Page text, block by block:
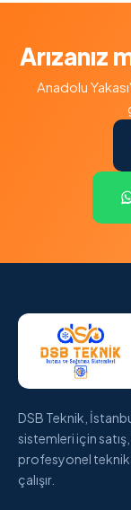
Arızanız
Anadolu
DSB Teknik,
sistemleri için
profesyonel teknik
çalışır.